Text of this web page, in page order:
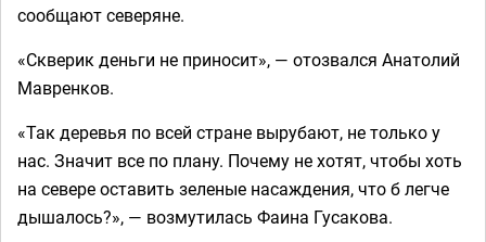
сообщают северяне.
«Скверик деньги не приносит», — отозвался Анатолий
Мавренков.
«Так деревья по всей стране вырубают, не только у
нас. Значит все по плану. Почему не хотят, чтобы хоть
на севере оставить зеленые насаждения, что б легче
дышалось?», — возмутилась Фаина Гусакова.